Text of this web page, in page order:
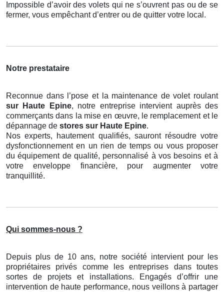
Impossible d’avoir des volets qui ne s’ouvrent pas ou de se
fermer, vous empêchant d’entrer ou de quitter votre local.
Notre prestataire
Reconnue dans l’pose et la maintenance de volet roulant
sur Haute Epine, notre entreprise intervient auprès des
commerçants dans la mise en œuvre, le remplacement et le
dépannage de stores sur Haute Epine.
Nos experts, hautement qualifiés, sauront résoudre votre
dysfonctionnement en un rien de temps ou vous proposer
du équipement de qualité, personnalisé à vos besoins et à
votre enveloppe financière, pour augmenter votre
tranquillité.
Qui sommes-nous ?
Depuis plus de 10 ans, notre société intervient pour les
propriétaires privés comme les entreprises dans toutes
sortes de projets et installations. Engagés d’offrir une
intervention de haute performance, nous veillons à partager